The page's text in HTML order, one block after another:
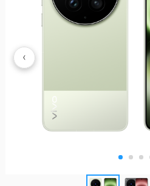
帳單繳費
‹